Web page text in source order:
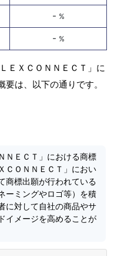
- %
- %
ＥＸＣＯＮＮＥＣＴ」に
は、以下の通りです。
ＮＥＣＴ」における商標
ＣＯＮＮＥＣＴ」におい
商標出願が行われている
ーミングやロゴ等）を積
に対して自社の商品やサ
イメージを高めることが